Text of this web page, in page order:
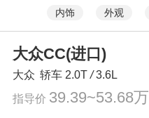
内饰 外观
大众CC(进口)
大众 轿车 2.0T/3.6L
指导价 39.39~53.68万